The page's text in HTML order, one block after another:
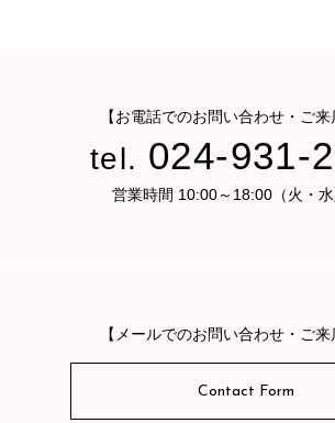
【お電話でのお問い合わせ・ご来
tel. 024-931-
営業時間 10:00～18:00（火・水
【メールでのお問い合わせ・ご来
Contact Form